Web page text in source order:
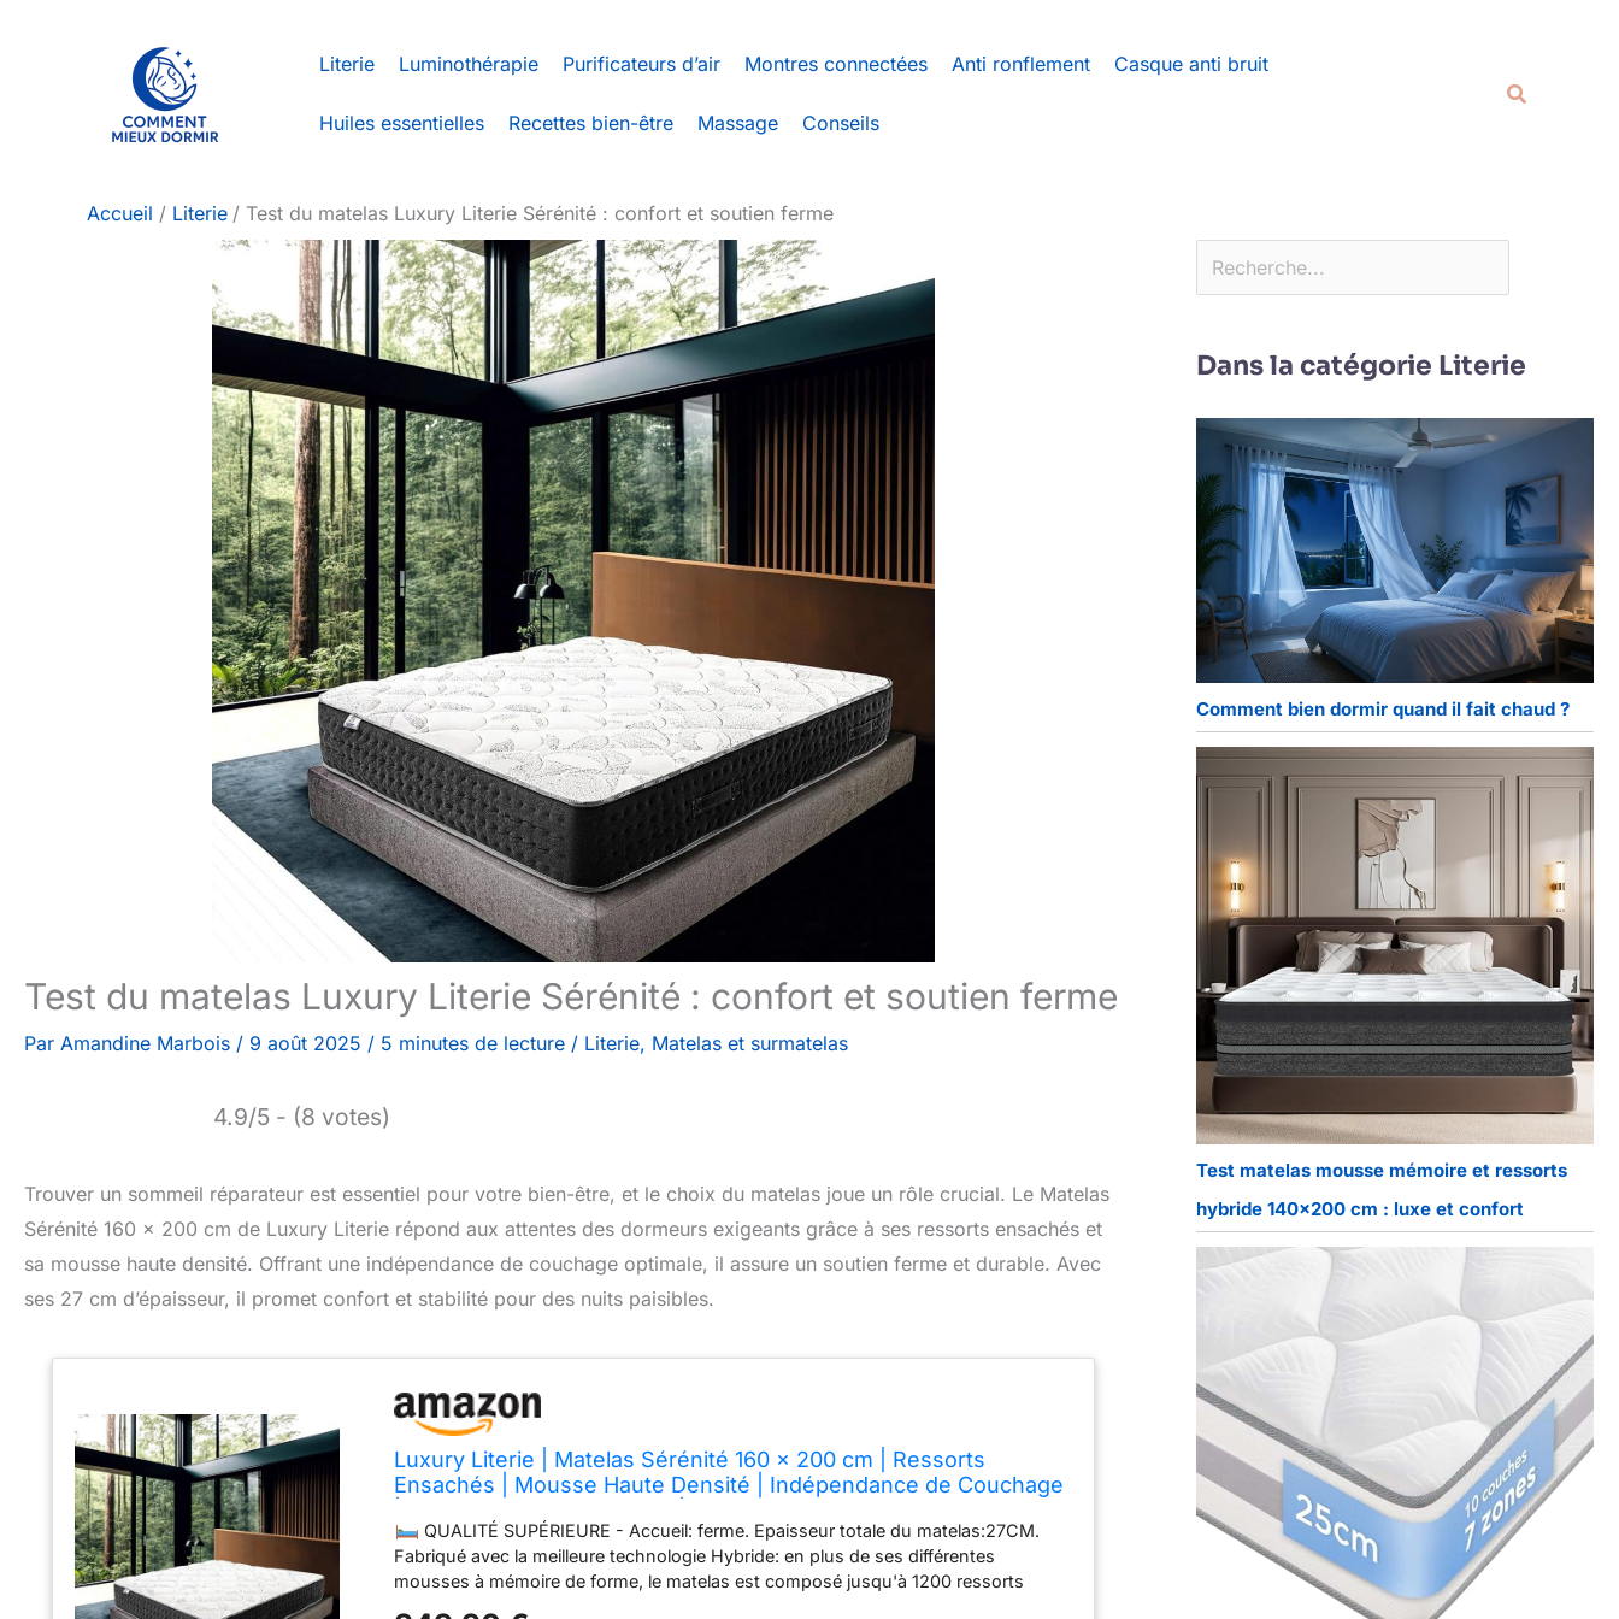
Literie Luminothérapie Purificateurs d’air Montres connectées Anti ronflement Casque anti bruit
Huiles essentielles Recettes bien-être Massage Conseils
Accueil Literie Test du matelas Luxury Literie Sérénité : confort et soutien ferme
Test du matelas Luxury Literie Sérénité : confort et soutien ferme
Par Amandine Marbois / 9 août 2025 / 5 minutes de lecture / Literie, Matelas et surmatelas
4.9/5 - (8 votes)
Trouver un sommeil réparateur est essentiel pour votre bien-être, et le choix du matelas joue un rôle crucial. Le Matelas
Sérénité 160 x 200 cm de Luxury Literie répond aux attentes des dormeurs exigeants grâce à ses ressorts ensachés et
sa mousse haute densité. Offrant une indépendance de couchage optimale, il assure un soutien ferme et durable. Avec
ses 27 cm d’épaisseur, il promet confort et stabilité pour des nuits paisibles.
Luxury Literie | Matelas Sérénité 160 x 200 cm | Ressorts
Ensachés | Mousse Haute Densité | Indépendance de Couchage
QUALITÉ SUPÉRIEURE - Accueil: ferme. Epaisseur totale du matelas:27CM.
Fabriqué avec la meilleure technologie Hybride: en plus de ses différentes
mousses à mémoire de forme, le matelas est composé jusqu'à 1200 ressorts
Dans la catégorie Literie
Comment bien dormir quand il fait chaud ?
Test matelas mousse mémoire et ressorts
hybride 140×200 cm : luxe et confort